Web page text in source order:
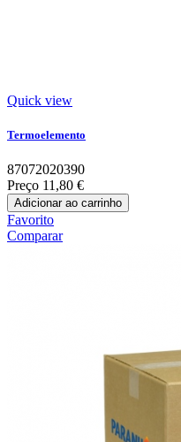
Quick view
Termoelemento
87072020390
Preço 11,80 €
Adicionar ao carrinho
Favorito
Comparar